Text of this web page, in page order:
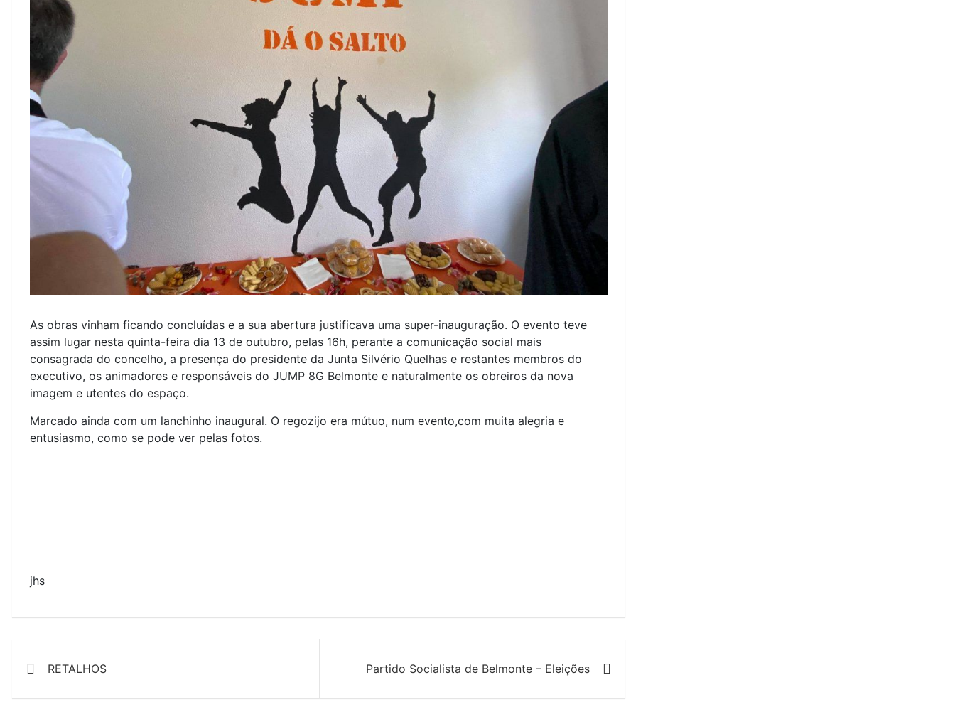
As obras vinham ficando concluídas e a sua abertura justificava uma super-inauguração. O evento teve
assim lugar nesta quinta-feira dia 13 de outubro, pelas 16h, perante a comunicação social mais
consagrada do concelho, a presença do presidente da Junta Silvério Quelhas e restantes membros do
executivo, os animadores e responsáveis do JUMP 8G Belmonte e naturalmente os obreiros da nova
imagem e utentes do espaço.
Marcado ainda com um lanchinho inaugural. O regozijo era mútuo, num evento,com muita alegria e
entusiasmo, como se pode ver pelas fotos.
jhs
de
artigos
RETALHOS Partido Socialista de Belmonte – Eleições